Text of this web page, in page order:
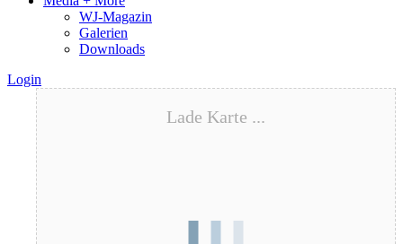
WJ-Magazin
Galerien
Downloads
Login
Lade Karte ...